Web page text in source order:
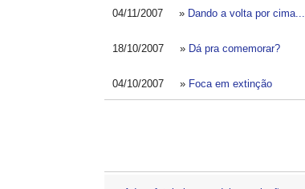
04/11/2007 » Dando a volta por cima...
18/10/2007 » Dá pra comemorar?
04/10/2007 » Foca em extinção